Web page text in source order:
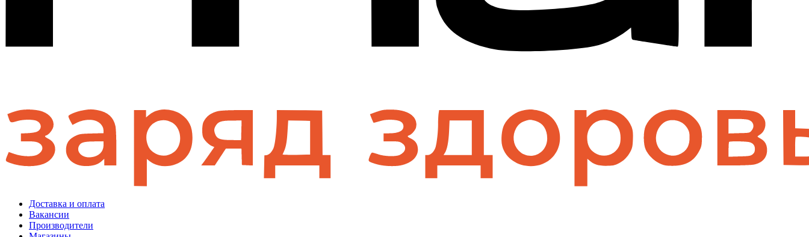
Доставка и оплата
Вакансии
Производители